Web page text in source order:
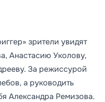
зрители увидят
Анастасию Уколову,
За режиссурой
а руководить
Александра Ремизова.